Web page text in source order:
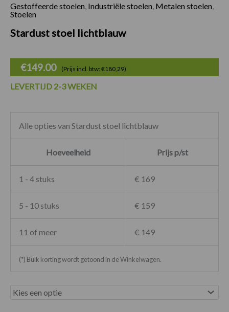
Gestoffeerde stoelen Industriële stoelen Metalen stoelen
Stoelen
Stardust stoel lichtblauw
€149.00 (Prijs incl. btw: €180,29)
LEVERTIJD 2-3 WEKEN
Alle opties van Stardust stoel lichtblauw
Hoeveelheid Prijs p/st
1 - 4 stuks € 169
5 - 10 stuks € 159
11 of meer € 149
(*) Bulk korting wordt getoond in de Winkelwagen.